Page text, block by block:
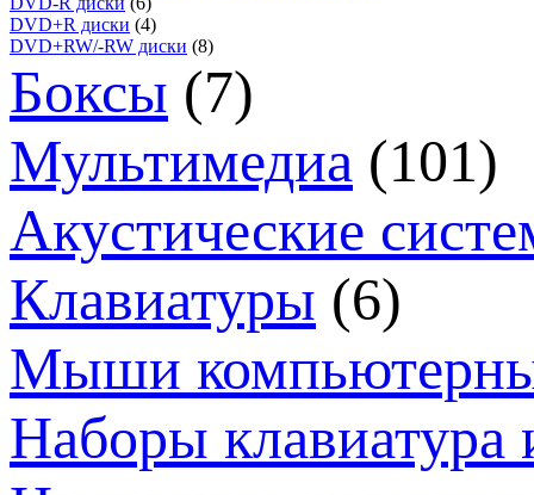
DVD+R диски (4)
DVD+RW/-RW диски (8)
Боксы (7)
Мультимедиа (101)
Акустические
Клавиатуры (6)
Мыши
Наборы